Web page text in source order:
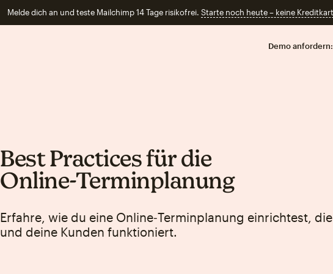
Melde dich an und teste Mailchimp 14 Tage risikofrei. Starte noch heute – keine
Demo anfordern:
Best Practices für die
Online‑Terminplanung
Erfahre, wie du eine Online‑Terminplanung einrichtest,
und deine Kunden funktioniert.